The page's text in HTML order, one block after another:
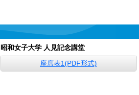
昭和女子大学 人見記念講堂
座席表1(PDF形式)